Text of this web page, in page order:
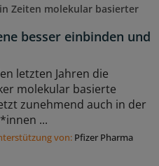
Zeiten molekular basierter
besser einbinden und
letzten Jahren die
molekular basierte
zunehmend auch in der
...
von: Pfizer Pharma